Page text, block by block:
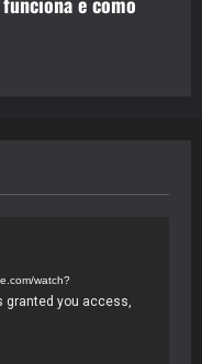
watch?